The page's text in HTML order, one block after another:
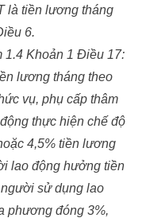
là tiền lương tháng
6.
Khoản 1 Điều 17:
lương tháng theo
vụ, phụ cấp thâm
thực hiện chế độ
4,5% tiền lương
lao động hưởng tiền
sử dụng lao
phương đóng 3%,